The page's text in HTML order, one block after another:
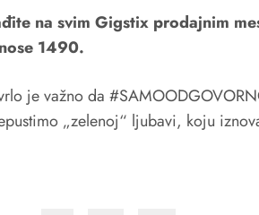
na svim Gigstix prodajnim
1490.
je važno da
„zelenoj“ ljubavi, koju